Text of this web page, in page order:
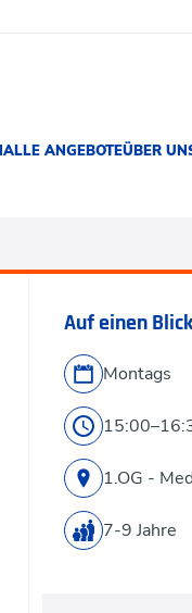
ALLE ANGEBOTEÜBER
Auf einen Blick
Montags
1.OG -
7-9 Jahre